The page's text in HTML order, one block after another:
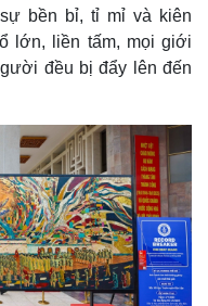
bền bỉ, tỉ mỉ và kiên
lớn, liền tấm, mọi giới
đều bị đẩy lên đến